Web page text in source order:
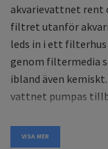
akvarievattnet rent
filtret utanför
leds in i ett filterhus
genom filtermedia
ibland även
vattnet pumpas
Ytterfilter är
akvarier som
VISA MER